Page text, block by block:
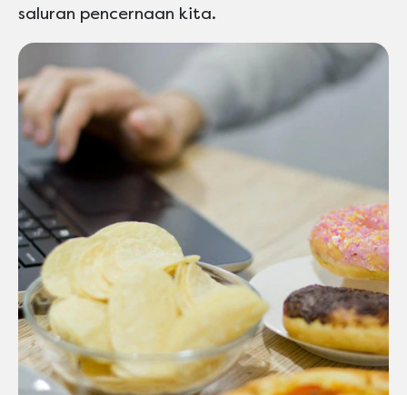
saluran pencernaan kita.